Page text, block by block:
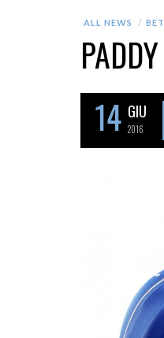
ALL NEWS
14 GIU
2016